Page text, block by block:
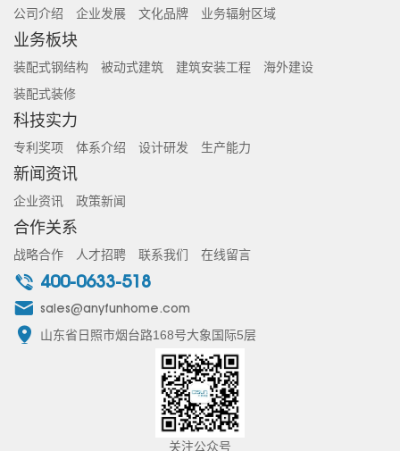
公司介绍 企业发展 文化品牌 业务辐射区域
业务板块
装配式钢结构 被动式建筑 建筑安装工程
海外建设
装配式装修
科技实力
专利奖项 体系介绍 设计研发 生产能力
新闻资讯
企业资讯 政策新闻
合作关系
战略合作 人才招聘 联系我们 在线留言
400-0633-518
sales@anyfunhome.com
山东省日照市烟台路168号大象国际5层
关注公众号